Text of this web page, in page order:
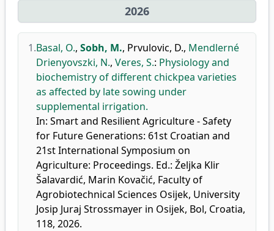
2026
1.Basal, O., Sobh, M., Prvulovic, D., Mendlerné
Drienyovszki, N., Veres, S.: Physiology and
biochemistry of different chickpea varieties
as affected by late sowing under
supplemental irrigation.
In: Smart and Resilient Agriculture - Safety
for Future Generations: 61st Croatian and
21st International Symposium on
Agriculture: Proceedings. Ed.: Željka Klir
Šalavardić, Marin Kovačić, Faculty of
Agrobiotechnical Sciences Osijek, University
Josip Juraj Strossmayer in Osijek, Bol, Croatia,
118, 2026.